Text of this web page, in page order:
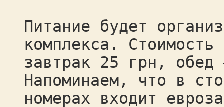
Питание будет
комплекса.
завтрак 25 грн,
Напоминаем, что в
номерах входит